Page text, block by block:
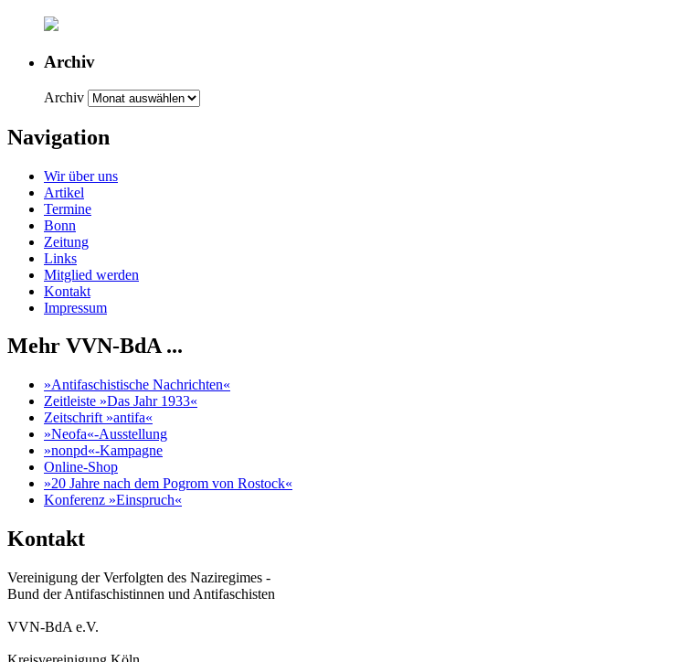
Archiv
Archiv
Navigation
Wir über uns
Artikel
Termine
Bonn
Zeitung
Links
Mitglied werden
Kontakt
Impressum
Mehr VVN-BdA ...
»Antifaschistische Nachrichten«
Zeitleiste »Das Jahr 1933«
Zeitschrift »antifa«
»Neofa«-Ausstellung
»nonpd«-Kampagne
Online-Shop
»20 Jahre nach dem Pogrom von Rostock«
Konferenz »Einspruch«
Kontakt
Vereinigung der Verfolgten des Naziregimes -
Bund der Antifaschistinnen und Antifaschisten
VVN-BdA e.V.